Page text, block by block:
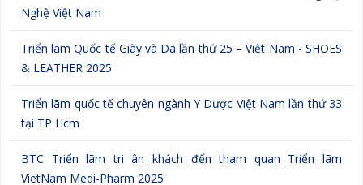
Nghệ Việt Nam
Triển lãm Quốc tế Giày và Da lần thứ 25 – Việt Nam - SHOES
& LEATHER 2025
Triển lãm quốc tế chuyên ngành Y Dược Việt Nam lần thứ 33
tại TP Hcm
BTC Triển lãm tri ân khách đến tham quan Triển lãm
VietNam Medi-Pharm 2025